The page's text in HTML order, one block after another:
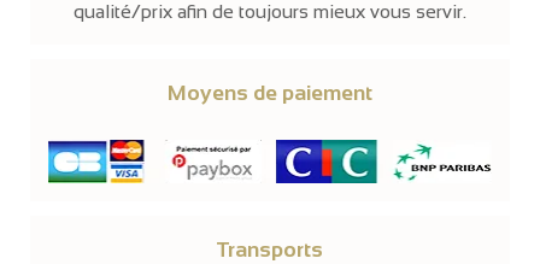
qualité/prix afin de toujours mieux vous servir.
Moyens de paiement
Transports